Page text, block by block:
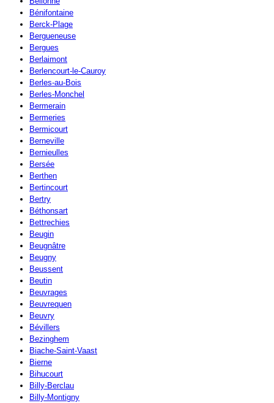
Bénifontaine
Berck-Plage
Bergueneuse
Bergues
Berlaimont
Berlencourt-le-Cauroy
Berles-au-Bois
Berles-Monchel
Bermerain
Bermeries
Bermicourt
Berneville
Bernieulles
Bersée
Berthen
Bertincourt
Bertry
Béthonsart
Bettrechies
Beugin
Beugnâtre
Beugny
Beussent
Beutin
Beuvrages
Beuvrequen
Beuvry
Bévillers
Bezinghem
Biache-Saint-Vaast
Bierne
Bihucourt
Billy-Berclau
Billy-Montigny